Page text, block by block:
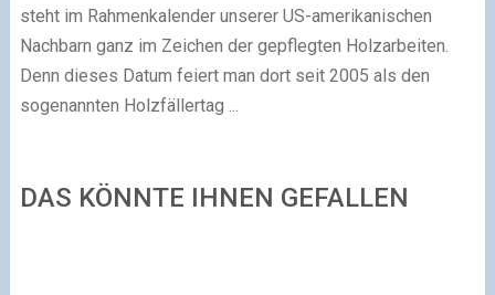
steht im Rahmenkalender unserer US-amerikanischen
Nachbarn ganz im Zeichen der gepflegten Holzarbeiten.
Denn dieses Datum feiert man dort seit 2005 als den
sogenannten Holzfällertag ...
DAS KÖNNTE IHNEN GEFALLEN